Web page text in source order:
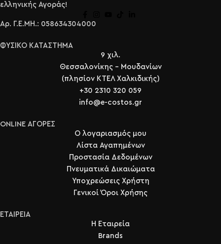
ελληνικής Αγοράς!
Αρ. Γ.Ε.ΜΗ.: 058634304000
ΦΥΣΙΚΟ ΚΑΤΑΣΤΗΜΑ
9 χιλ.
Θεσσαλονίκης - Μουδανίων
(πλησίον ΚΤΕΛ Χαλκιδικής)
+30 2310 320 059
info@e-costos.gr
ONLINE ΑΓΟΡΕΣ
Ο λογαριασμός μου
Λίστα Αγαπημένων
Προστασία Δεδομένων
Πνευματικά Δικαιώματα
Υποχρεώσεις Χρήστη
Γενικοί Όροι Χρήσης
ΕΤΑΙΡΕΙΑ
Η Εταιρεία
Brands